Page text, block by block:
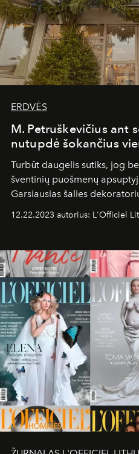
ERDVĖS
M. Petruškevičius ant
nutupdė šokančius
Turbūt daugelis sutiks, jog
šventinių puošmenų
Garsiausias šalies
toliau stebina vilniečius,
prieigą.
12.22.2023 autorius: L'Officiel